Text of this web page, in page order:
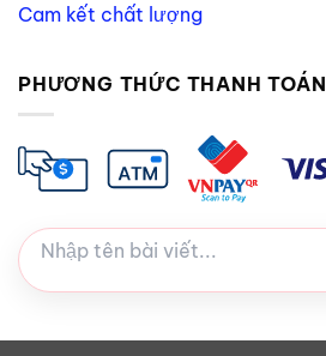
Cam kết chất lượng
PHƯƠNG THỨC THANH TOÁN